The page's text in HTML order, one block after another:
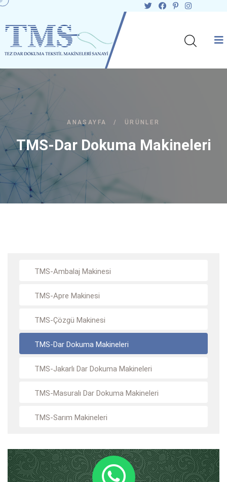
ANASAYFA / ÜRÜNLER
TMS-Dar Dokuma Makineleri
TMS-Ambalaj Makinesi
TMS-Apre Makinesi
TMS-Çözgü Makinesi
TMS-Dar Dokuma Makineleri
TMS-Jakarlı Dar Dokuma Makineleri
TMS-Masuralı Dar Dokuma Makineleri
TMS-Sarım Makineleri